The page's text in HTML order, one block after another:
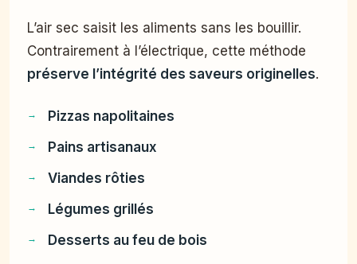
L’air sec saisit les aliments sans les bouillir.
Contrairement à l’électrique, cette méthode
préserve l’intégrité des saveurs originelles.
Pizzas napolitaines
Pains artisanaux
Viandes rôties
Légumes grillés
Desserts au feu de bois